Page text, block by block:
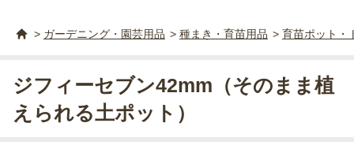
> ガーデニング・園芸用品 > 種まき・育苗用品 > 育苗ポット・
ジフィーセブン42mm（そのまま植
えられる土ポット）